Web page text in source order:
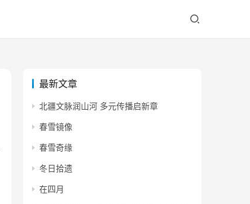
最新文章
北疆文脉润山河 多元传播启新章
春雪镜像
春雪奇缘
冬日拾遗
在四月